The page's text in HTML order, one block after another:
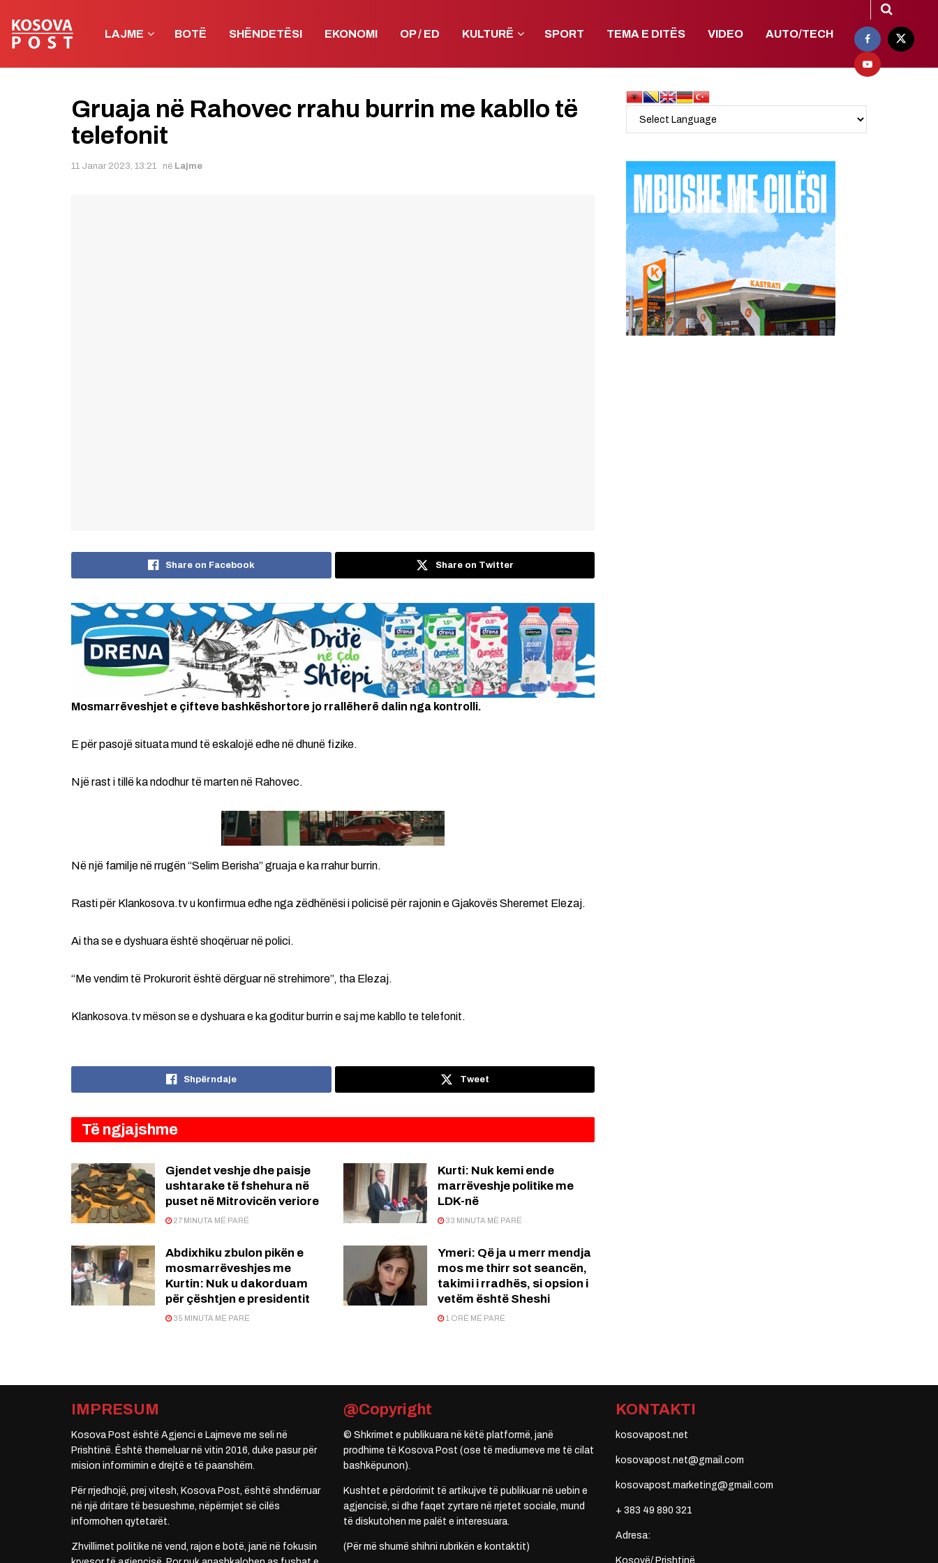
LAJME BOTË SHËNDETËSI EKONOMI OP / ED KULTURË SPORT TEMA E DITËS VIDEO AUTO/TECH
Gruaja në Rahovec rrahu burrin me kabllo të
telefonit
11 Janar 2023, 13:21 në Lajme
Share on Facebook Share on Twitter
Mosmarrëveshjet e çifteve bashkëshortore jo rrallëherë dalin nga kontrolli.
E për pasojë situata mund të eskalojë edhe në dhunë fizike.
Një rast i tillë ka ndodhur të marten në Rahovec.
Në një familje në rrugën “Selim Berisha” gruaja e ka rrahur burrin.
Rasti për Klankosova.tv u konfirmua edhe nga zëdhënësi i policisë për rajonin e Gjakovës Sheremet Elezaj.
Ai tha se e dyshuara është shoqëruar në polici.
“Me vendim të Prokurorit është dërguar në strehimore”, tha Elezaj.
Klankosova.tv mëson se e dyshuara e ka goditur burrin e saj me kabllo te telefonit.
Shpërndaje Tweet
Të ngjajshme
Gjendet veshje dhe paisje
ushtarake të fshehura në
puset në Mitrovicën veriore
27 MINUTA MË PARË
Kurti: Nuk kemi ende
marrëveshje politike me
LDK-në
33 MINUTA MË PARË
Abdixhiku zbulon pikën e
mosmarrëveshjes me
Kurtin: Nuk u dakorduam
për çështjen e presidentit
35 MINUTA MË PARË
Ymeri: Që ja u merr mendja
mos me thirr sot seancën,
takimi i rradhës, si opsion i
vetëm është Sheshi
1 ORË MË PARË
IMPRESUM
Kosova Post është Agjenci e Lajmeve me seli në
Prishtinë. Është themeluar në vitin 2016, duke pasur për
mision informimin e drejtë e të paanshëm.
Për rrjedhojë, prej vitesh, Kosova Post, është shndërruar
në një dritare të besueshme, nëpërmjet së cilës
informohen qytetarët.
Zhvillimet politike në vend, rajon e botë, janë në fokusin
@Copyright
© Shkrimet e publikuara në këtë platformë, janë
prodhime të Kosova Post (ose të mediumeve me të cilat
bashkëpunon).
Kushtet e përdorimit të artikujve të publikuar në uebin e
agjencisë, si dhe faqet zyrtare në rrjetet sociale, mund
të diskutohen me palët e interesuara.
(Për më shumë shihni rubrikën e kontaktit)
KONTAKTI
kosovapost.net
kosovapost.net@gmail.com
kosovapost.marketing@gmail.com
+ 383 49 890 321
Adresa:
Kosovë/ Prishtinë